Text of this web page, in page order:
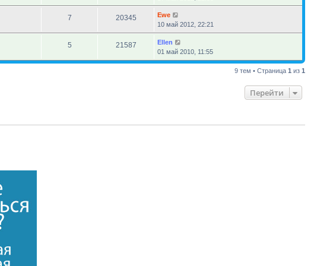
7 20345
Ewe
10 май 2012, 22:21
5 21587
Ellen
01 май 2010, 11:55
9 тем • Страница 1 из 1
Перейти